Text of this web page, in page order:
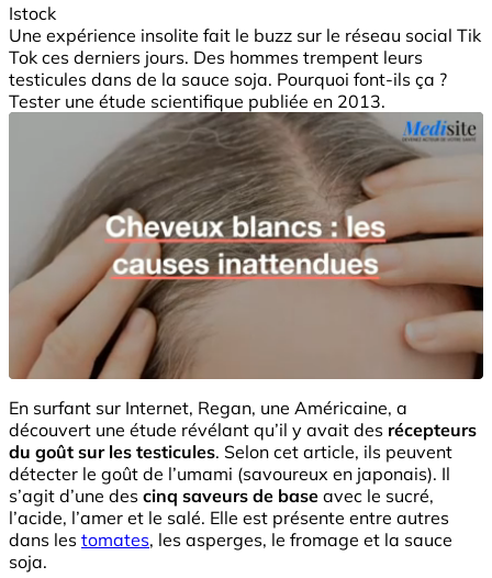
Istock
Une expérience insolite fait le buzz sur le réseau social Tik
Tok ces derniers jours. Des hommes trempent leurs
testicules dans de la sauce soja. Pourquoi font-ils ça ?
Tester une étude scientifique publiée en 2013.
En surfant sur Internet, Regan, une Américaine, a
découvert une étude révélant qu’il y avait des récepteurs
du goût sur les testicules. Selon cet article, ils peuvent
détecter le goût de l’umami (savoureux en japonais). Il
s’agit d’une des cinq saveurs de base avec le sucré,
l’acide, l’amer et le salé. Elle est présente entre autres
dans les tomates, les asperges, le fromage et la sauce
soja.